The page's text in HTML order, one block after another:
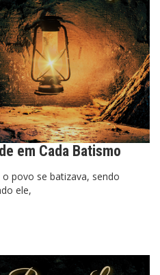
em Cada Batismo
povo se batizava, sendo
ele,